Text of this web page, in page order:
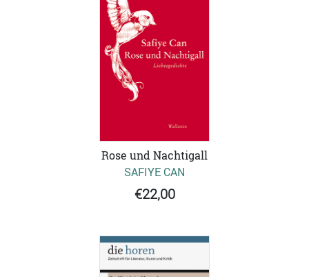
Rose und Nachtigall
SAFIYE CAN
€22,00